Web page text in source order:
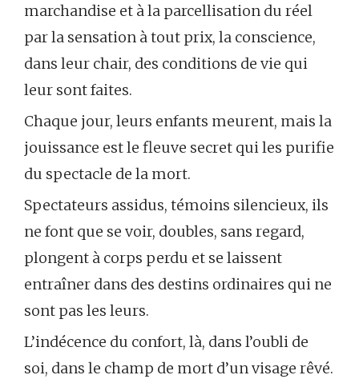
marchandise et à la parcellisation du réel
par la sensation à tout prix, la conscience,
dans leur chair, des conditions de vie qui
leur sont faites.
Chaque jour, leurs enfants meurent, mais la
jouissance est le fleuve secret qui les purifie
du spectacle de la mort.
Spectateurs assidus, témoins silencieux, ils
ne font que se voir, doubles, sans regard,
plongent à corps perdu et se laissent
entraîner dans des destins ordinaires qui ne
sont pas les leurs.
L’indécence du confort, là, dans l’oubli de
soi, dans le champ de mort d’un visage rêvé.